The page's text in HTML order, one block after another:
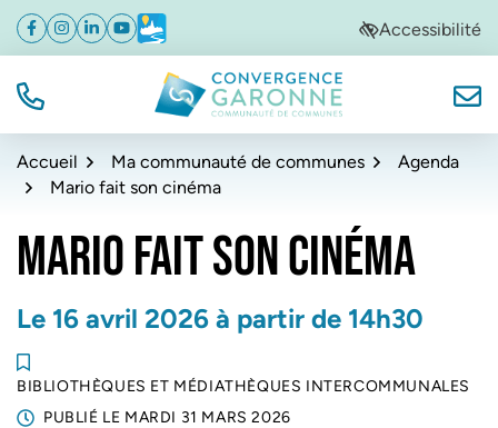
Aller
navigation
Aller
au
Aller
au
de
Facebook
(ouverture dans un nouvel onglet)
Instagram
(ouverture dans un nouvel onglet)
Linkedin
(ouverture dans un nouvel onglet)
YouTube
(ouverture dans un nouvel onglet)
Météo
(ouverture dans un nouvel onglet)Accessibilité
TÉL. Convergence Garonne
Accueil Ma communauté de communes
Agenda
Mario fait son cinéma
MARIO FAIT SON CINÉMA
Le 16 avril 2026 à partir de 14h30
BIBLIOTHÈQUES ET MÉDIATHÈQUES INTERCOMMUNALES
PUBLIÉ LE MARDI 31 MARS 2026